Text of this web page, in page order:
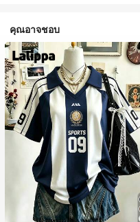
คุณอาจชอบ